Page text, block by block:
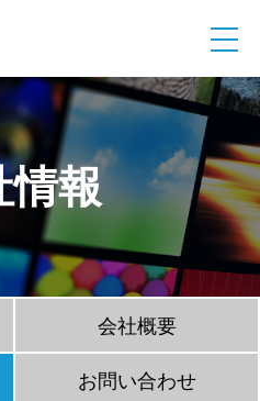
情報
会社概要
お問い合わせ